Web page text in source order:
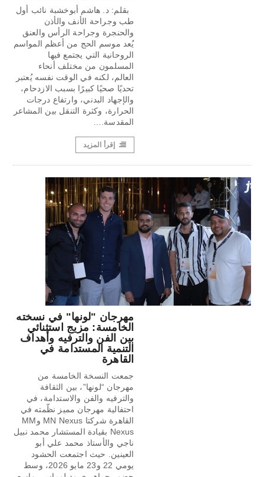
بقلم: د. هاشم أبوخشبة نائب أول
طب وجراحة الأنف والأذن
والحنجرة وجراحة الرأس والعنق
يُعد موسم الحج من أعظم المواسم
الروحانية التي يجتمع فيها
المسلمون من مختلف أنحاء
العالم، لكنه في الوقت نفسه يُعتبر
تحديًا صحيًا كبيرًا بسبب الازدحام،
والإجهاد البدني، وارتفاع درجات
الحرارة، وكثرة التنقل بين المشاعر
المقدسة.…
إقرأ المزيد
مهرجان "لونها" في نسخته
الخامسة: مزيج استثنائي
بين الفن والترفيه وأهداف
التنمية المستدامة في
القاهرة
جمعت النسخة الخامسة من
مهرجان “لونها”، بين الثقافة
والترفيه والفن والاستدامة، في
احتفالية مهرجان مميز نظّمته في
القاهرة شركتا MN Nexus وMM
Nexus بقيادة المستشار محمد نبيل
ناجي والأستاذ محمد علي أبو
العينين. حيث اجتمعت الحشود
يومي 22 و23 مايو 2026، وسط